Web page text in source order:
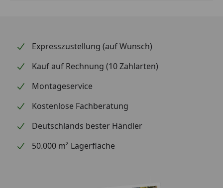
Expresszustellung (auf Wunsch)
Kauf auf Rechnung (10 Zahlarten)
Montageservice
Kostenlose Fachberatung
Deutschlands bester Händler
50.000 m² Lagerfläche